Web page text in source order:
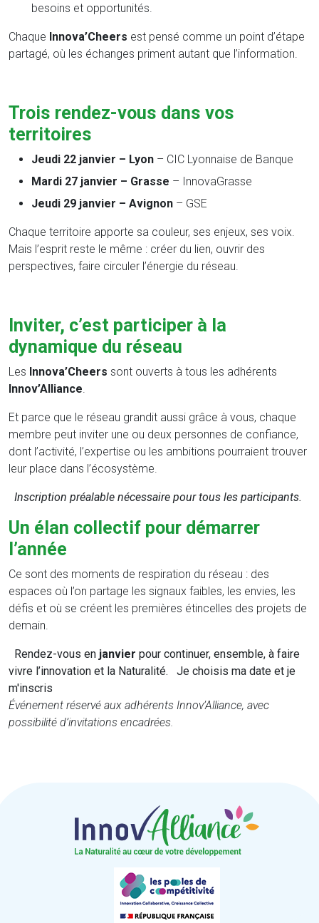
besoins et opportunités.
Chaque Innova’Cheers est pensé comme un point d’étape
partagé, où les échanges priment autant que l’information.
Trois rendez-vous dans vos
territoires
Jeudi 22 janvier – Lyon – CIC Lyonnaise de Banque
Mardi 27 janvier – Grasse – InnovaGrasse
Jeudi 29 janvier – Avignon – GSE
Chaque territoire apporte sa couleur, ses enjeux, ses voix.
Mais l’esprit reste le même : créer du lien, ouvrir des
perspectives, faire circuler l’énergie du réseau.
Inviter, c’est participer à la
dynamique du réseau
Les Innova’Cheers sont ouverts à tous les adhérents
Innov’Alliance.
Et parce que le réseau grandit aussi grâce à vous, chaque
membre peut inviter une ou deux personnes de confiance,
dont l’activité, l’expertise ou les ambitions pourraient trouver
leur place dans l’écosystème.
Inscription préalable nécessaire pour tous les participants.
Un élan collectif pour démarrer
l’année
Ce sont des moments de respiration du réseau : des
espaces où l’on partage les signaux faibles, les envies, les
défis et où se créent les premières étincelles des projets de
demain.
Rendez-vous en janvier pour continuer, ensemble, à faire
vivre l’innovation et la Naturalité. Je choisis ma date et je
m'inscris
Événement réservé aux adhérents Innov’Alliance, avec
possibilité d’invitations encadrées.